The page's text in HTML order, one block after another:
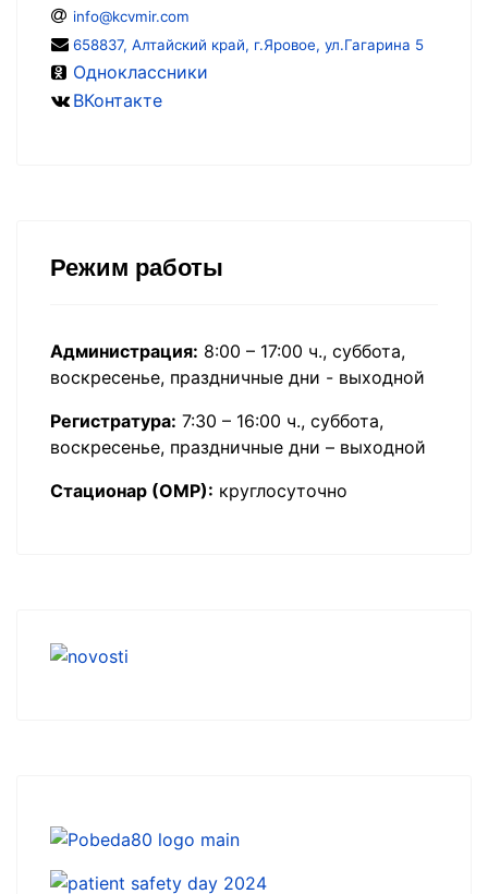
info@kcvmir.com
658837, Алтайский край, г.Яровое, ул.Гагарина 5
Одноклассники
ВКонтакте
Режим работы
Администрация: 8:00 – 17:00 ч., суббота,
воскресенье, праздничные дни - выходной
Регистратура: 7:30 – 16:00 ч., суббота,
воскресенье, праздничные дни – выходной
Стационар (ОМР): круглосуточно